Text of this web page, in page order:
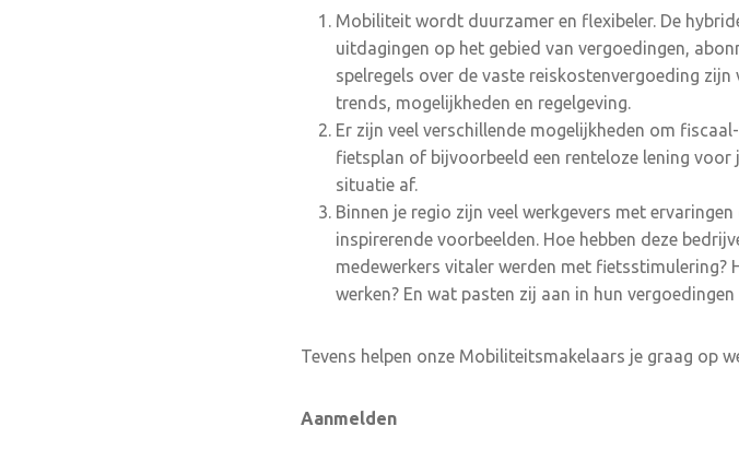
Mobiliteit wordt duurzamer en flexibeler. De
uitdagingen op het gebied van vergoedingen,
spelregels over de vaste reiskostenvergoeding
trends, mogelijkheden en regelgeving.
Er zijn veel verschillende mogelijkheden om
fietsplan of bijvoorbeeld een renteloze lening voor
situatie af.
Binnen je regio zijn veel werkgevers met
inspirerende voorbeelden. Hoe hebben deze
medewerkers vitaler werden met fietsstimulering?
werken? En wat pasten zij aan in hun
Tevens helpen onze Mobiliteitsmakelaars je graag op
Aanmelden